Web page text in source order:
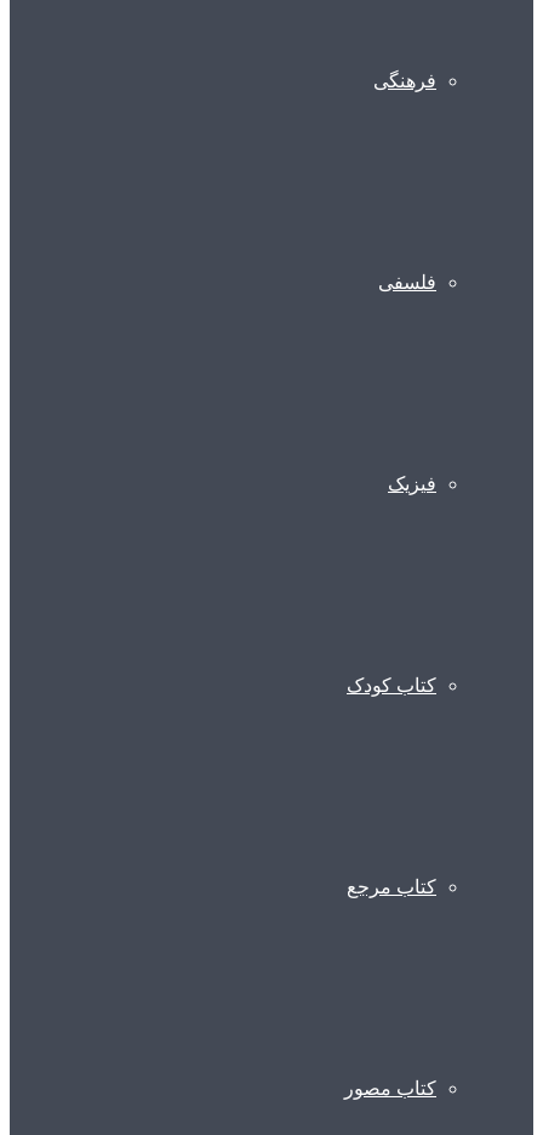
فرهنگی
فلسفی
فیزیک
کتاب کودک
کتاب مرجع
کتاب مصور